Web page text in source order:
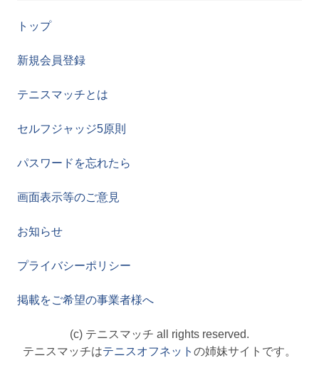
トップ
新規会員登録
テニスマッチとは
セルフジャッジ5原則
パスワードを忘れたら
画面表示等のご意見
お知らせ
プライバシーポリシー
掲載をご希望の事業者様へ
(c) テニスマッチ all rights reserved.
テニスマッチはテニスオフネット の姉妹サイトです。